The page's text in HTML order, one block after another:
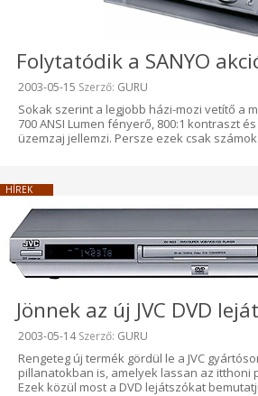
Folytatódik a SANYO
Beküldve:
2003-05-15 Szerző: GURU
Sokak szerint a legjobb házi-mozi vetítő a
700 ANSI Lumen fényerő, 800:1 kontraszt
üzemzaj jellemzi. Persze ezek csak
HÍREK
Jönnek az új JVC DVD
Beküldve:
2003-05-14Szerző: GURU
Rengeteg új termék gördül le a JVC
pillanatokban is, amelyek lassan az itthoni
Ezek közül most a DVD lejátszókat